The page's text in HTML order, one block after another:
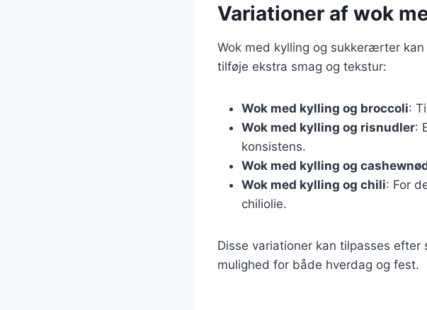
Variationer af wok
Wok med kylling og sukkerærter
tilføje ekstra smag og tekstur:
Wok med kylling og broccoli:
Wok med kylling og risnudler:
konsistens.
Wok med kylling og
Wok med kylling og chili: For
chiliolie.
Disse variationer kan tilpasses
mulighed for både hverdag og fest.